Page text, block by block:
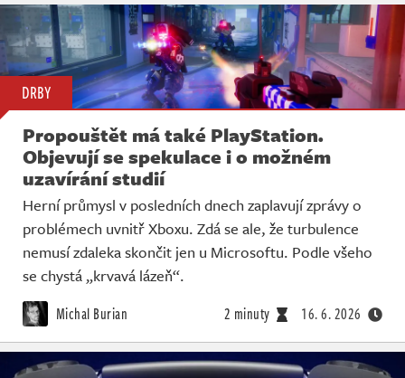
DRBY
Propouštět má také PlayStation.
Objevují se spekulace i o možném
uzavírání studií
Herní průmysl v posledních dnech zaplavují zprávy o
problémech uvnitř Xboxu. Zdá se ale, že turbulence
nemusí zdaleka skončit jen u Microsoftu. Podle všeho
se chystá „krvavá lázeň“.
Michal Burian 2 minuty 16. 6. 2026